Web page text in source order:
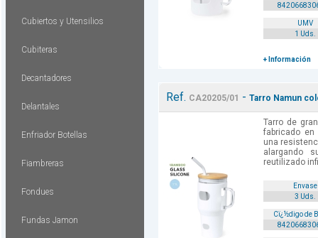
Cubiertos y Utensilios
Cubiteras
Decantadores
Delantales
Enfriador Botellas
Fiambreras
Fondues
Fundas Jamon
UMV
1 Uds.
+ Información
Ref. CA20205/01 - Tarro Namun
Tarro de
fabricado
una
alargando
reutilizado
Envase
3 Uds.
Cï¿½digo de